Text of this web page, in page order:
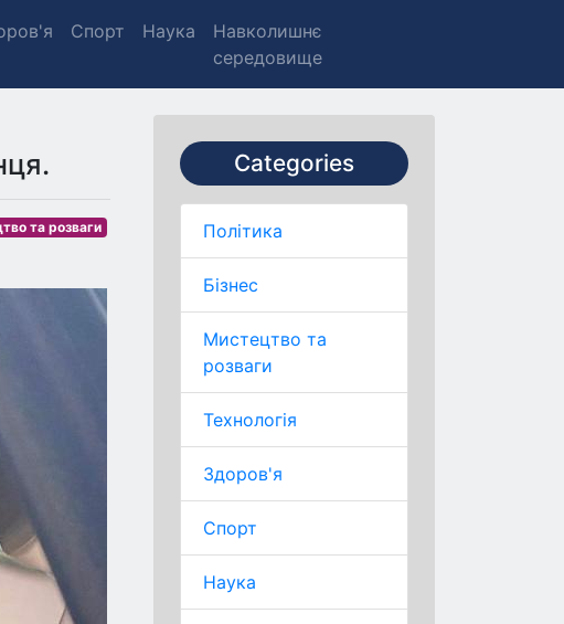
Спорт Наука
Навколишнє
середовище
Categories
Політика
Бізнес
Мистецтво та
розваги
Технологія
Здоров'я
Спорт
Наука
та розваги